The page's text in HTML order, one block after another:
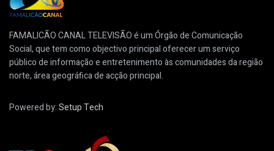
FAMALICÃO CANAL TELEVISÃO é um Órgão de Comunicação
Social, que tem como objectivo principal oferecer um serviço
público de informação e entretenimento às comunidades da região
norte, área geográfica de acção principal.
Powered by:Setup Tech